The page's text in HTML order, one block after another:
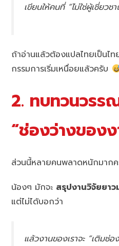
เขียนให้คนที่ “ไม่ใช่ผู้เชี่ยวช
ถ้าอ่านแล้วต้องแปลไทยเป็นไ
กรรมการเริ่มเหนื่อยแล้วครับ
2. ทบทวนวรร
“ช่องว่างของ
ส่วนนี้หลายคนพลาดหนักมาก
น้องๆ มักจะ สรุปงานวิจัยยาว
แต่ไม่ได้บอกว่า
แล้วงานของเราจะ “เติมช่อ